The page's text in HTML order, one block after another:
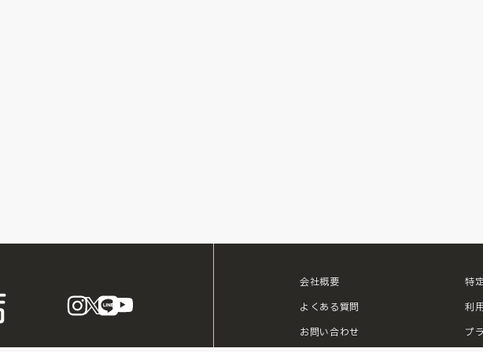
instagram
X LINE
会社概要
よくある質問
お問い合わせ
特
利
プ